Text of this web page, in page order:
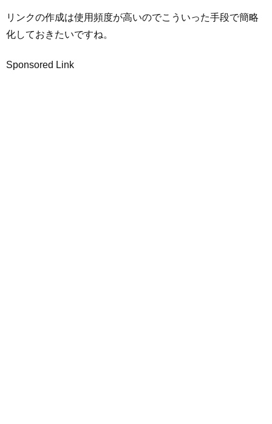
リンクの作成は使用頻度が高いのでこういった手段で簡略
化しておきたいですね。
Sponsored Link